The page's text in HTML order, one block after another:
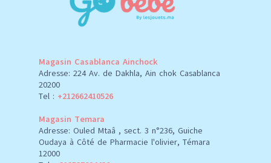
Magasin Casablanca Ainchock
Adresse: 224 Av. de Dakhla, Ain chok Casablanca
20200
Tel : +212662410526
Magasin Temara
Adresse: Ouled Mtaâ , sect. 3 n°236, Guiche
Oudaya à Côté de Pharmacie l'olivier, Témara
12000